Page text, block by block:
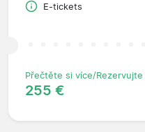
E-tickets
Přečtěte si více/Rezervujte
255 €